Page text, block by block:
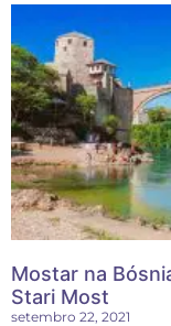
Mostar na
Stari Most
setembro 22, 2021